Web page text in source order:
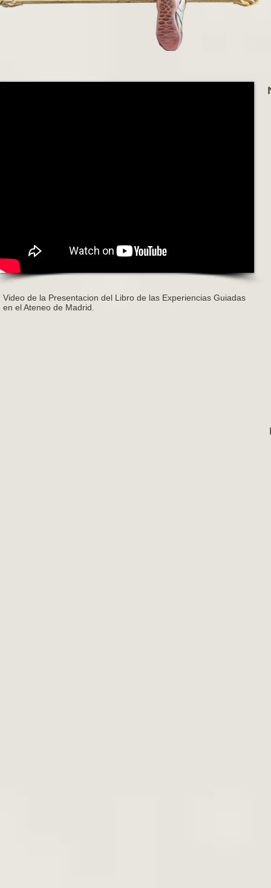
Video de la Presentacion del Libro de las Experiencias Guiadas
en el Ateneo de Madrid.